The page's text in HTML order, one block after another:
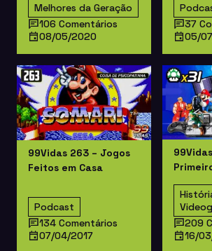
Melhores da Geração
106 Comentários
08/05/2020
37
05/
99Vidas 263 – Jogos
Feitos em Casa
Podcast
134 Comentários
07/04/2017
209
16/